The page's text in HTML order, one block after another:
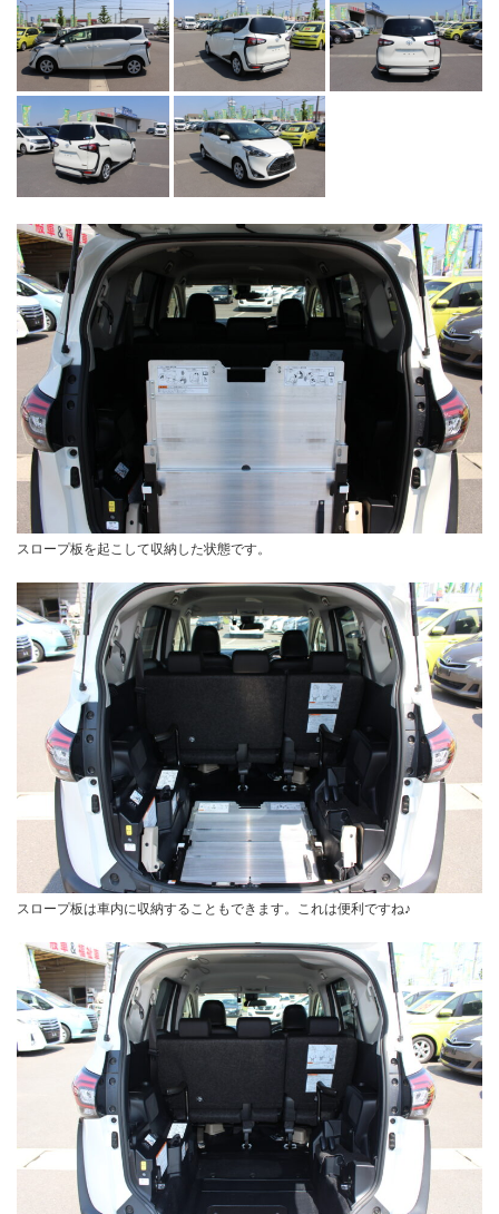
スロープ板を起こして収納した状態です。
スロープ板は車内に収納することもできます。これは便利ですね♪